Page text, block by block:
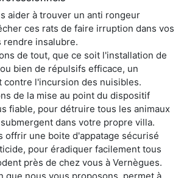
aider à trouver un anti rongeur
ces rats de faire irruption dans vos
rendre insalubre.
de tout, que ce soit l'installation de
bien de répulsifs efficace, un
contre l'incursion des nuisibles.
de la mise au point du dispositif
fiable, pour détruire tous les animaux
dans votre propre villa.
offrir une boite d'appatage sécurisé
pour éradiquer facilement tous
près de chez vous à Vernègues.